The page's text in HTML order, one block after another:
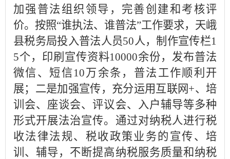
加强普法组织领导，完善创建和考核评
价。按照“谁执法、谁普法”工作要求，天峨
县税务局投入普法人员50人，制作宣传栏1
5个，印刷宣传资料10000余份，发布普法
微信、短信10万余条，普法工作顺利开
展；二是加强宣传，充分运用互联网+、培
训会、座谈会、评议会、入户辅导等多种
形式开展法治宣传。通过对纳税人进行税
收法律法规、税收政策业务的宣传、培
训、辅导，不断提高纳税服务质量和纳税